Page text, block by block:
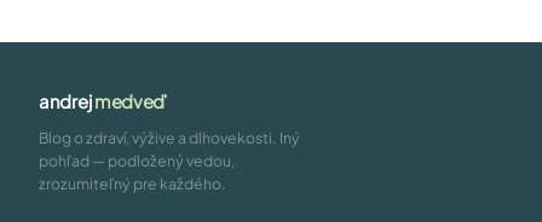
andrejmedveď
Blog o zdraví, výžive a dlhovekosti. Iný
pohľad — podložený vedou,
zrozumiteľný pre každého.